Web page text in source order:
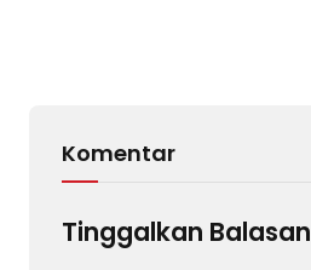
Komentar
Tinggalkan Balasan